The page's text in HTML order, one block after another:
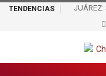
TENDENCIAS
JUÁREZ: